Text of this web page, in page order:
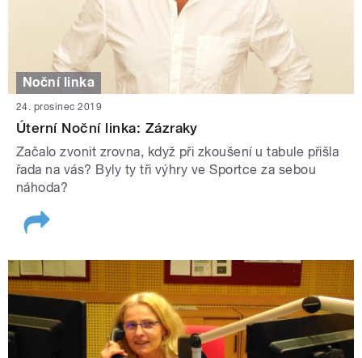
Noční linka
24. prosinec 2019
Úterní Noční linka: Zázraky
Začalo zvonit zrovna, když při zkoušení u tabule přišla
řada na vás? Byly ty tři výhry ve Sportce za sebou
náhoda?